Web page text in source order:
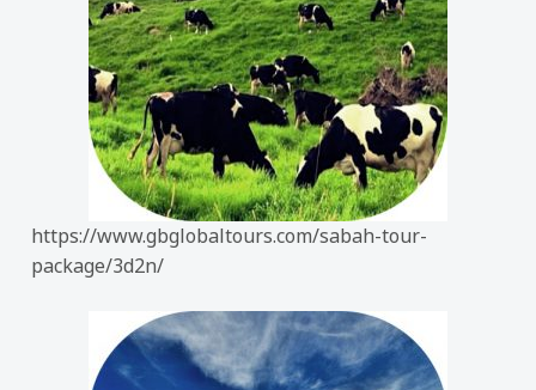
https://www.gbglobaltours.com/sabah-tour-
package/3d2n/